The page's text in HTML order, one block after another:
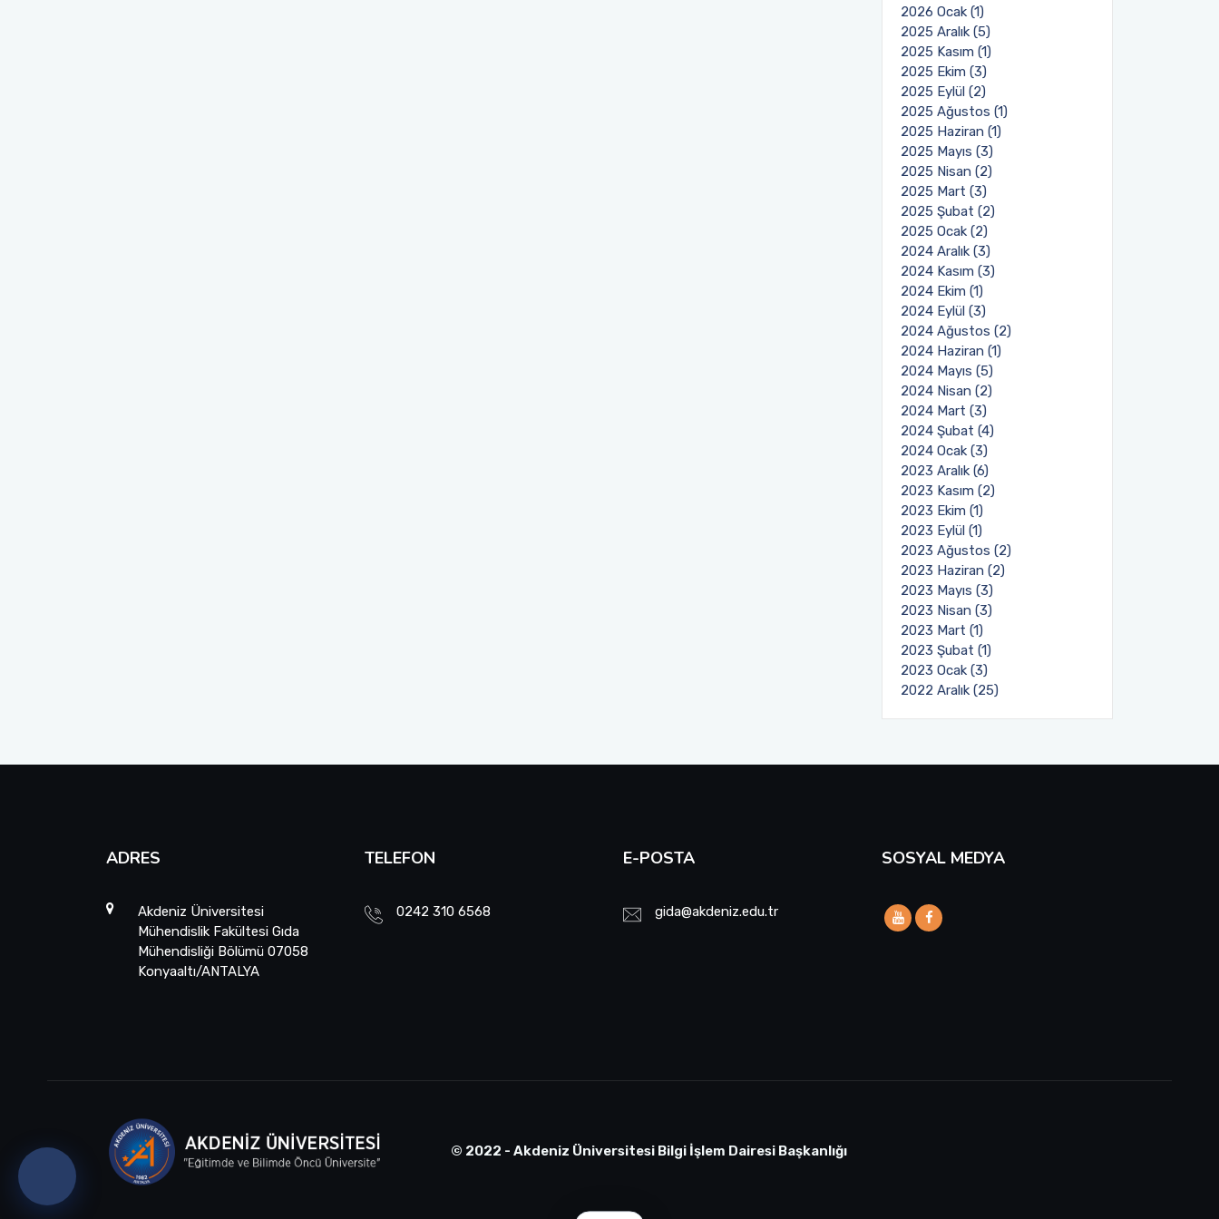
2026 Ocak (1)
2025 Aralık (5)
2025 Kasım (1)
2025 Ekim (3)
2025 Eylül (2)
2025 Ağustos (1)
2025 Haziran (1)
2025 Mayıs (3)
2025 Nisan (2)
2025 Mart (3)
2025 Şubat (2)
2025 Ocak (2)
2024 Aralık (3)
2024 Kasım (3)
2024 Ekim (1)
2024 Eylül (3)
2024 Ağustos (2)
2024 Haziran (1)
2024 Mayıs (5)
2024 Nisan (2)
2024 Mart (3)
2024 Şubat (4)
2024 Ocak (3)
2023 Aralık (6)
2023 Kasım (2)
2023 Ekim (1)
2023 Eylül (1)
2023 Ağustos (2)
2023 Haziran (2)
2023 Mayıs (3)
2023 Nisan (3)
2023 Mart (1)
2023 Şubat (1)
2023 Ocak (3)
2022 Aralık (25)
ADRES
Akdeniz Üniversitesi
Mühendislik Fakültesi Gıda
Mühendisliği Bölümü 07058
Konyaaltı/ANTALYA
TELEFON
0242 310 6568
E-POSTA
gida@akdeniz.edu.tr
SOSYAL MEDYA
© 2022 - Akdeniz Üniversitesi Bilgi İşlem Dairesi Başkanlığı